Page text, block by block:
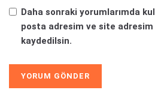
Daha sonraki yorumlarımda
posta adresim ve site adresim
kaydedilsin.